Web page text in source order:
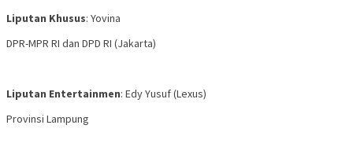
Liputan Khusus: Yovina
DPR-MPR RI dan DPD RI (Jakarta)
Liputan Entertainmen: Edy Yusuf (Lexus)
Provinsi Lampung